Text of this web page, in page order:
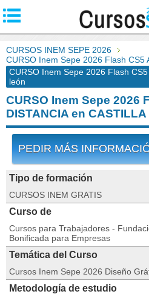
CURSOS INEM SEPE 2026
CURSO Inem Sepe 2026 Flash CS5
CURSO Inem Sepe 2026 Flash
león
CURSO Inem Sepe 2026
DISTANCIA en CASTILLA
PEDIR MÁS
Tipo de formación
CURSOS INEM GRATIS
Curso de
Cursos para Trabajadores -
Bonificada para Empresas
Temática del Curso
Cursos Inem Sepe 2026 Diseño
Metodología de estudio